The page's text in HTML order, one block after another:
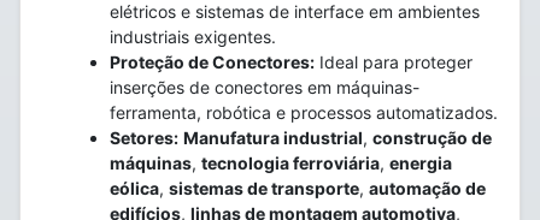
elétricos e sistemas de interface em ambientes
industriais exigentes.
Proteção de Conectores: Ideal para proteger
inserções de conectores em máquinas-
ferramenta, robótica e processos automatizados.
Setores: Manufatura industrial, construção de
máquinas, tecnologia ferroviária, energia
eólica, sistemas de transporte, automação de
edifícios, linhas de montagem automotiva,